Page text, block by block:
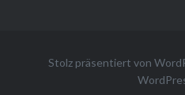
Stolz präsentiert von